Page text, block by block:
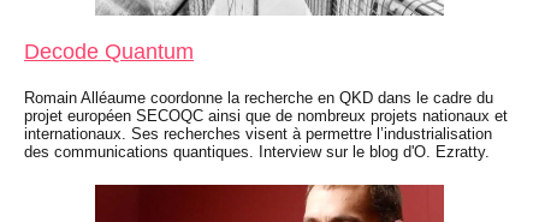
Decode Quantum
Romain Alléaume coordonne la recherche en QKD dans le cadre du
projet européen SECOQC ainsi que de nombreux projets nationaux et
internationaux. Ses recherches visent à permettre l’industrialisation
des communications quantiques. Interview sur le blog d'O. Ezratty.